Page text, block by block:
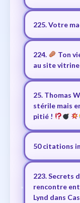
225. Votre
224.
Ton
au site vitrine
25. Thomas
stérile mais
pitié !
50 citations
223. Secrets
rencontre
Lynd dans